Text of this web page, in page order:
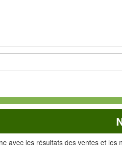
avec les résultats des ventes et